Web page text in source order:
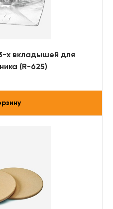
х вкладышей для
(R-625)